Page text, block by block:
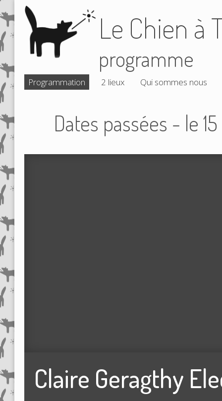
Le Chien à
programme
Programmation 2 lieux Qui sommes nous
Dates passées - le
Claire Geragthy